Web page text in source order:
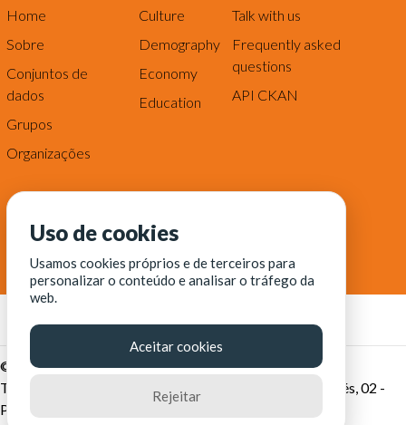
Home
Sobre
Conjuntos de
dados
Grupos
Organizações
Culture
Demography
Economy
Education
Talk with us
Frequently asked
questions
API CKAN
© Fortaleza Digital || CITINOVA - Fundação de Ciência,
Tecnologia e Inovação de Fortaleza - Rua dos Tremembés, 02 -
Praia de Iracema - Fortaleza-CE
Uso de cookies
Usamos cookies próprios e de terceiros para
personalizar o conteúdo e analisar o tráfego da
web.
Aceitar cookies
Rejeitar